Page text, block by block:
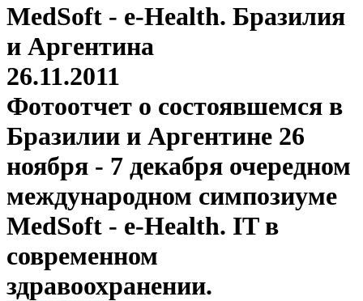
MedSoft - e-Health. Бразилия
и Аргентина
26.11.2011
Фотоотчет о состоявшемся в
Бразилии и Аргентине 26
ноября - 7 декабря очередном
международном симпозиуме
MedSoft - e-Health. IT в
современном
здравоохранении.